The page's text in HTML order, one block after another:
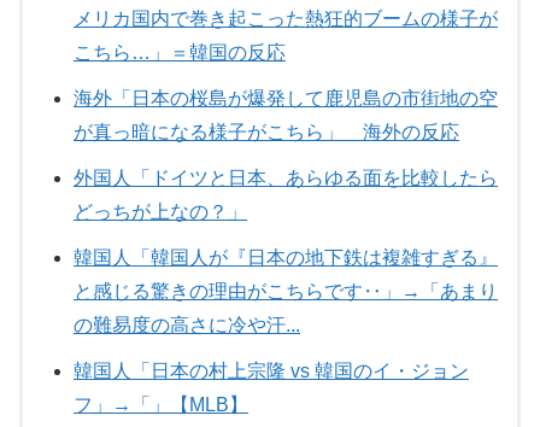
メリカ国内で巻き起こった熱狂的ブームの様子が
こちら…」＝韓国の反応
海外「日本の桜島が爆発して鹿児島の市街地の空
が真っ暗になる様子がこちら」 海外の反応
外国人「ドイツと日本、あらゆる面を比較したら
どっちが上なの？」
韓国人「韓国人が『日本の地下鉄は複雑すぎる』
と感じる驚きの理由がこちらです‥」→「あまり
の難易度の高さに冷や汗...
韓国人「日本の村上宗隆 vs 韓国のイ・ジョン
フ」→「」【MLB】